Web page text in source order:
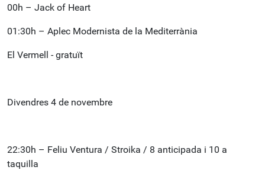
00h – Jack of Heart
01:30h – Aplec Modernista de la Mediterrània
El Vermell - gratuït
Divendres 4 de novembre
22:30h – Feliu Ventura / Stroika / 8 anticipada i 10 a
taquilla